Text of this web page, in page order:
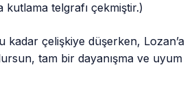
kutlama telgrafı çekmiştir.)
kadar çelişkiye düşerken, Lozan’a
tam bir dayanışma ve uyum